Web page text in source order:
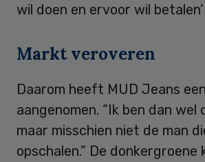
wil doen en ervoor wil betalen’
Markt veroveren
Daarom heeft MUD Jeans
aangenomen. “Ik ben dan
maar misschien niet de man
opschalen.” De donkergroene